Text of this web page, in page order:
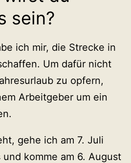
sein?
ich mir, die Strecke in
Um dafür nicht
zu opfern,
Arbeitgeber um ein
gehe ich am 7. Juli
komme am 6. August